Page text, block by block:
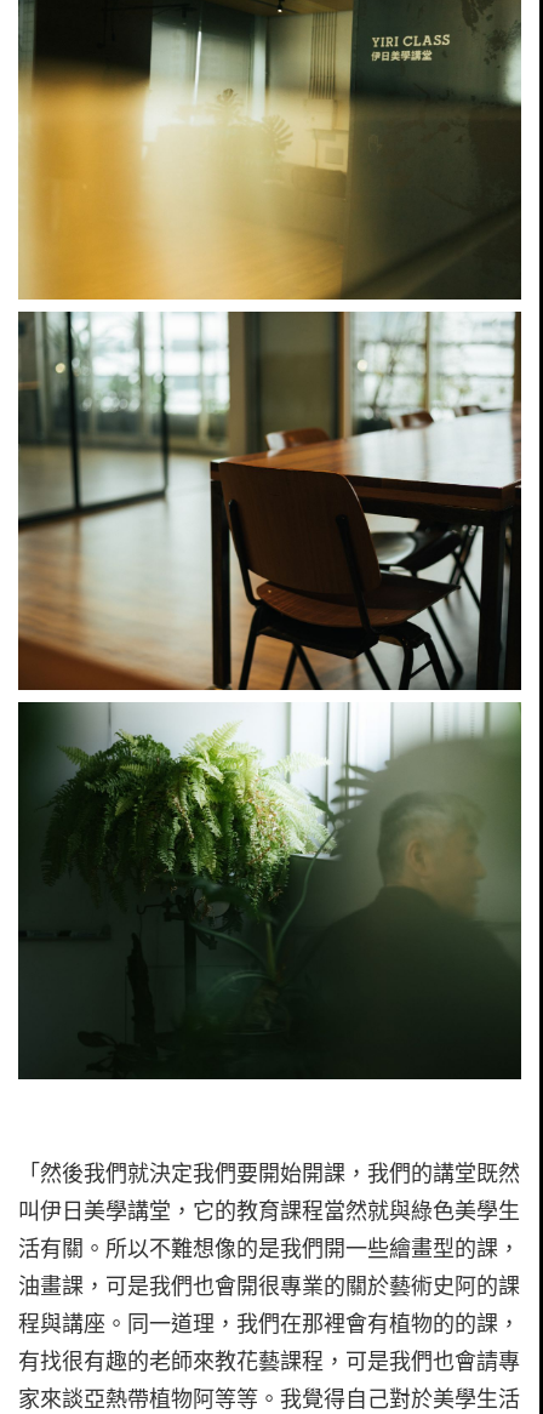
「然後我們就決定我們要開始開課，我們的講堂既然
叫伊日美學講堂，它的教育課程當然就與綠色美學生
活有關。所以不難想像的是我們開一些繪畫型的課，
油畫課，可是我們也會開很專業的關於藝術史阿的課
程與講座。同一道理，我們在那裡會有植物的的課，
有找很有趣的老師來教花藝課程，可是我們也會請專
家來談亞熱帶植物阿等等。我覺得自己對於美學生活